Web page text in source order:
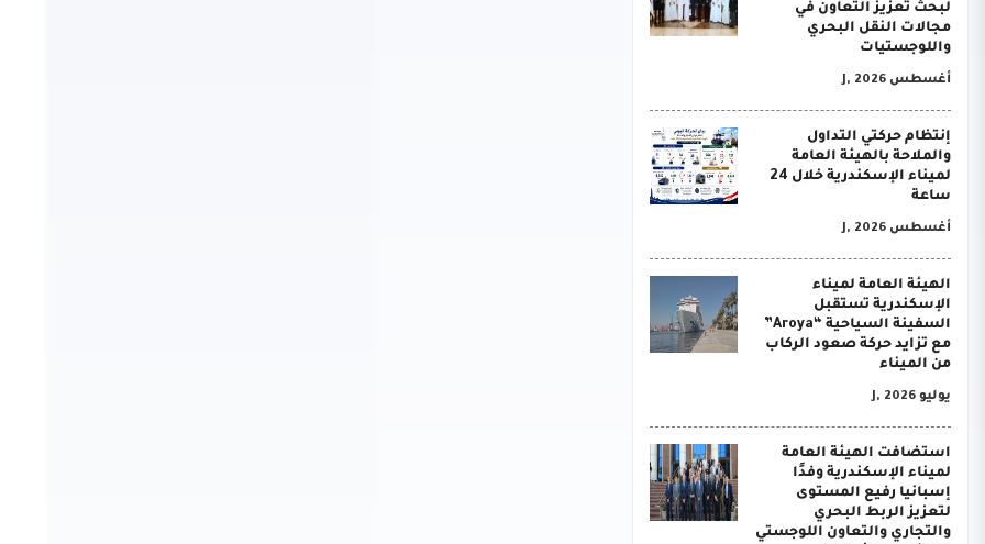
لبحث تعزيز التعاون في
مجالات النقل البحري
واللوجستيات
أغسطس J, 2026
إنتظام حركتي التداول
والملاحة بالهيئة العامة
لميناء الإسكندرية خلال 24
ساعة
أغسطس J, 2026
الهيئة العامة لميناء
الإسكندرية تستقبل
السفينة السياحية “Aroya”
مع تزايد حركة صعود الركاب
من الميناء
يوليو J, 2026
استضافت الهيئة العامة
لميناء الإسكندرية وفدًا
إسبانيا رفيع المستوى
لتعزيز الربط البحري
والتجاري والتعاون اللوجستي